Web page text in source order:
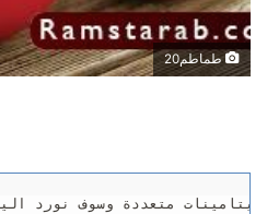
طماطم20
متعددة وسوف نورد